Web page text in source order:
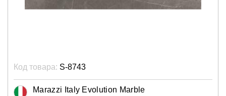
Код товара: S-8743
Marazzi Italy Evolution Marble